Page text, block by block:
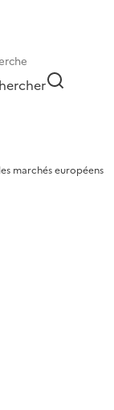
marchés européens